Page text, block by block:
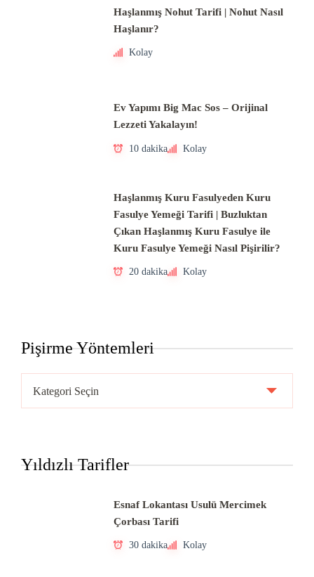
Haşlanmış Nohut Tarifi | Nohut Nasıl
Haşlanır?
Kolay
Ev Yapımı Big Mac Sos – Orijinal
Lezzeti Yakalayın!
10 dakika Kolay
Haşlanmış Kuru Fasulyeden Kuru
Fasulye Yemeği Tarifi | Buzluktan
Çıkan Haşlanmış Kuru Fasulye ile
Kuru Fasulye Yemeği Nasıl Pişirilir?
20 dakika Kolay
Pişirme Yöntemleri
Yöntemleri
Yıldızlı Tarifler
Esnaf Lokantası Usulü Mercimek
Çorbası Tarifi
30 dakika Kolay